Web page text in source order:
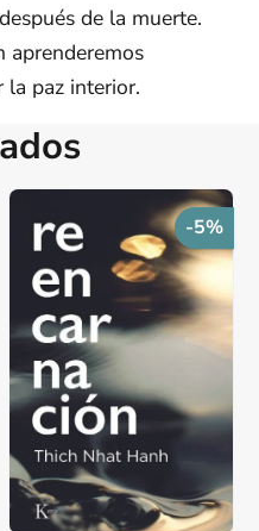
de la muerte.
aprenderemos
la paz interior.
-5%